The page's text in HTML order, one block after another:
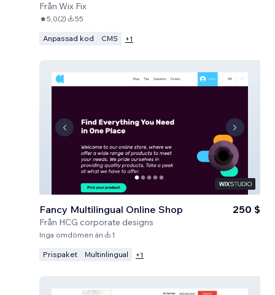
Från Wix Fix
5,0(2) 55
Anpassad kod CMS +1
Fancy Multilingual Online Shop
Från HCG corporate designs
250 $
Inga omdömen än 1
Prispaket Multinlingual +1